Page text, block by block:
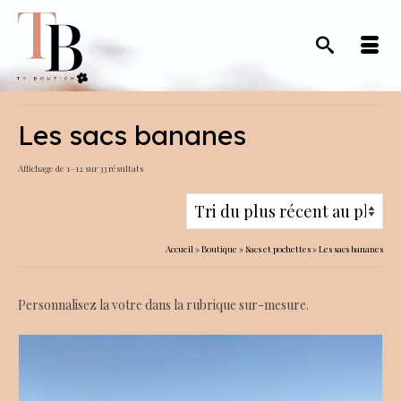
Les sacs bananes
Affichage de 1–12 sur 33 résultatsTrié
ancien
Accueil»Boutique » Sacs et pochettes»Les sacs bananes
Personnalisez la votre dans la rubrique sur-mesure.